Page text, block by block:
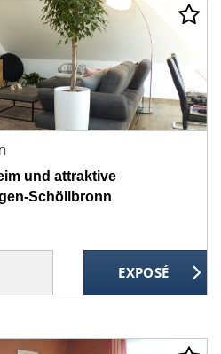
und attraktive
Schöllbronn